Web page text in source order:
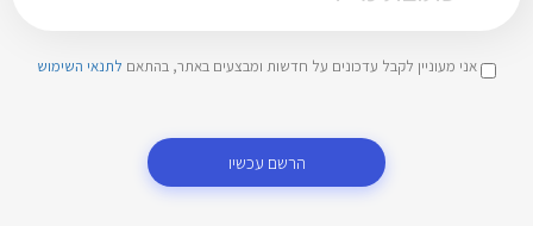
אני מעוניין לקבל עדכונים על חדשות ומבצעים באתר, בהתאם לתנאי השימוש
הרשם עכשיו